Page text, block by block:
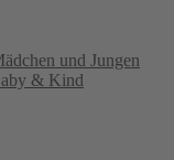
und Jungen
& Kind